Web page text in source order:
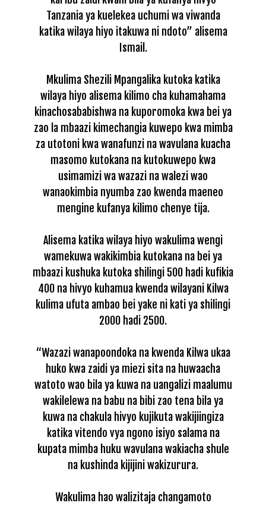
Tanzania ya kuelekea uchumi wa viwanda
katika wilaya hiyo itakuwa ni ndoto” alisema
Ismail.
Mkulima Shezili Mpangalika kutoka katika
wilaya hiyo alisema kilimo cha kuhamahama
kinachosababishwa na kuporomoka kwa bei ya
zao la mbaazi kimechangia kuwepo kwa mimba
za utotoni kwa wanafunzi na wavulana kuacha
masomo kutokana na kutokuwepo kwa
usimamizi wa wazazi na walezi wao
wanaokimbia nyumba zao kwenda maeneo
mengine kufanya kilimo chenye tija.
Alisema katika wilaya hiyo wakulima wengi
wamekuwa wakikimbia kutokana na bei ya
mbaazi kushuka kutoka shilingi 500 hadi kufikia
400 na hivyo kuhamua kwenda wilayani Kilwa
kulima ufuta ambao bei yake ni kati ya shilingi
2000 hadi 2500.
“Wazazi wanapoondoka na kwenda Kilwa ukaa
huko kwa zaidi ya miezi sita na huwaacha
watoto wao bila ya kuwa na uangalizi maalumu
wakilelewa na babu na bibi zao tena bila ya
kuwa na chakula hivyo kujikuta wakijiingiza
katika vitendo vya ngono isiyo salama na
kupata mimba huku wavulana wakiacha shule
na kushinda kijijini wakizurura.
Wakulima hao walizitaja changamoto